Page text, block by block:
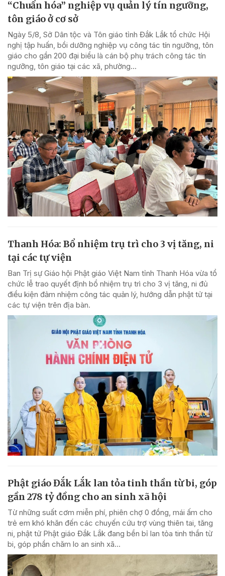
“Chuẩn hóa” nghiệp vụ quản lý tín ngưỡng,
tôn giáo ở cơ sở
Ngày 5/8, Sở Dân tộc và Tôn giáo tỉnh Đắk Lắk tổ chức Hội
nghị tập huấn, bồi dưỡng nghiệp vụ công tác tín ngưỡng, tôn
giáo cho gần 200 đại biểu là cán bộ phụ trách công tác tín
ngưỡng, tôn giáo tại các xã, phường...
Thanh Hóa: Bổ nhiệm trụ trì cho 3 vị tăng, ni
tại các tự viện
Ban Trị sự Giáo hội Phật giáo Việt Nam tỉnh Thanh Hóa vừa tổ
chức lễ trao quyết định bổ nhiệm trụ trì cho 3 vị tăng, ni đủ
điều kiện đảm nhiệm công tác quản lý, hướng dẫn phật tử tại
các tự viện trên địa bàn.
Phật giáo Đắk Lắk lan tỏa tinh thần từ bi, góp
gần 278 tỷ đồng cho an sinh xã hội
Từ những suất cơm miễn phí, phiên chợ 0 đồng, mái ấm cho
trẻ em khó khăn đến các chuyến cứu trợ vùng thiên tai, tăng
ni, phật tử Phật giáo Đắk Lắk đang bền bỉ lan tỏa tinh thần từ
bi, góp phần chăm lo an sinh xã...